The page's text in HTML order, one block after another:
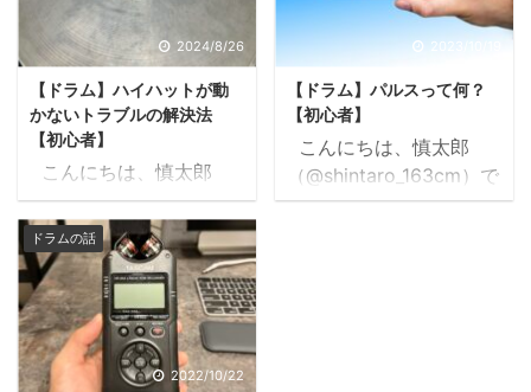
できる楽器です。 ハイハ
ットを発明した人はホン
ト天才だと思います。
皆さんも踏んでますね？
ハイハット。 実はハイ
ハットスタンドを調整す
ると、ハイハットの踏み
んです。ご存じだったで
しょうか？ 今回はそんな
ハイハットスタンドの隠
れた（？）便利機能につ
いてお話しします。 参
考にな ...
ラマーの音楽日記
2024.08.26【ドラム】
ハイハットが動かないト
ラブルの解決法【初心
者】
https://www.kansaidru
mmermusiclife.com/hat
2024/8/26
【ドラム】ハイハットが動
かないトラブルの解決法
【初心者】
こんにちは、慎太郎
（@shintaro_163cm）で
す。 以前の記事で音楽教
室を始めたと書きました
が、 関西ドラマーの音
楽日記2024.07.05音楽教
室始めました
https://www.kansaidru
2023/10/19
【ドラム】パルスって何？
【初心者】
こんにちは、慎太郎
（@shintaro_163cm）で
す。 音楽用語ってたく
ドラムの話
2022/10/22